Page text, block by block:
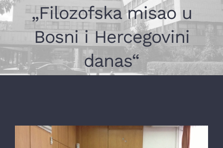
„Filozofska misao u
Bosni i Hercegovini
danas“